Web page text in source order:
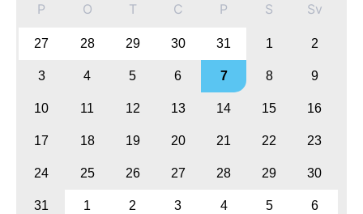
P O T C P S Sv
27 28 29 30 31 1 2
3 4 5 6 7 8 9
10 11 12 13 14 15 16
17 18 19 20 21 22 23
24 25 26 27 28 29 30
31 1 2 3 4 5 6